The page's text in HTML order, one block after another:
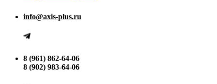
info@axis-plus.ru
8 (961) 862-64-06
8 (902) 983-64-06